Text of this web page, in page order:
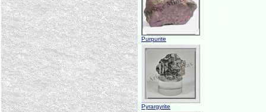
Purpurite
Pyrargyrite